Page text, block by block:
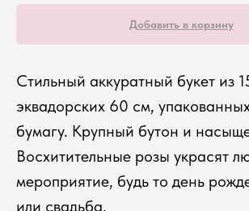
Добавить в корзину
Стильный аккуратный букет из
эквадорских 60 см,
бумагу. Крупный бутон и
Восхитительные розы украсят
мероприятие, будь то день
или свадьба.